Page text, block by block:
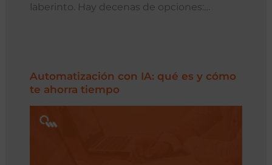
laberinto. Hay decenas de opciones:…
Automatización con IA: qué es y cómo
te ahorra tiempo